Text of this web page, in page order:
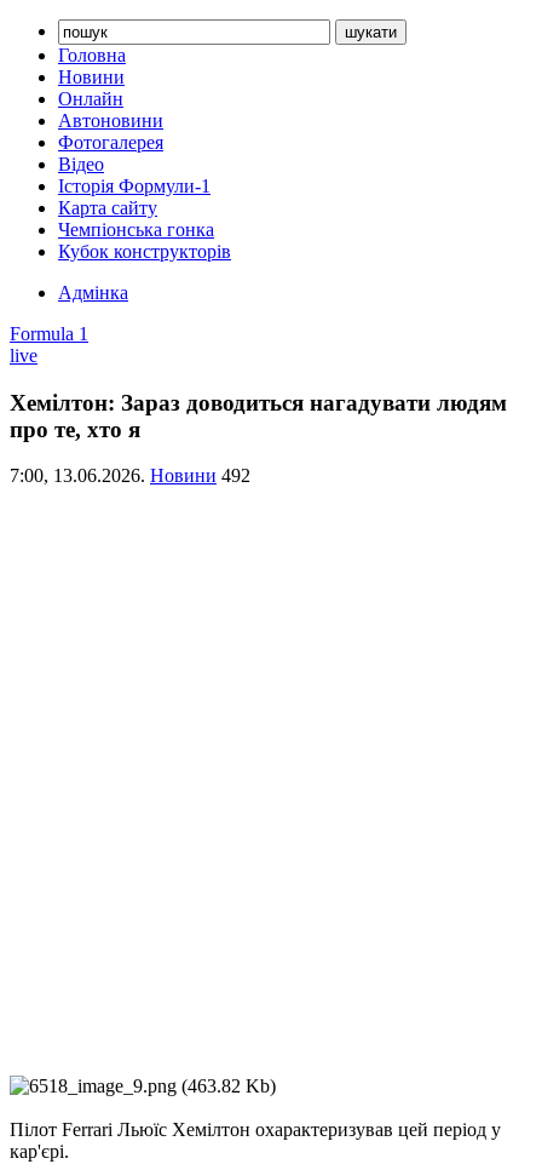
Головна
Новини
Онлайн
Автоновини
Фотогалерея
Відео
Історія Формули-1
Карта сайту
Чемпіонська гонка
Кубок конструкторів
Адмінка
Formula 1
live
Хемілтон: Зараз доводиться нагадувати людям
про те, хто я
7:00, 13.06.2026. Новини 492
Пілот Ferrari Льюїс Хемілтон охарактеризував цей період у
кар'єрі.